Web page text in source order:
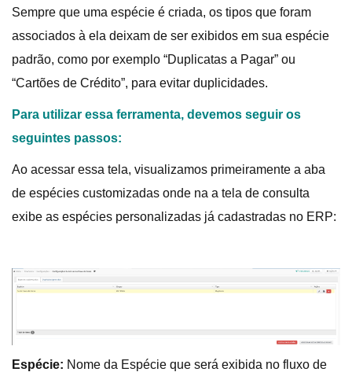
Sempre que uma espécie é criada, os tipos que foram
associados à ela deixam de ser exibidos em sua espécie
padrão, como por exemplo “Duplicatas a Pagar” ou
“Cartões de Crédito”, para evitar duplicidades.
Para utilizar essa ferramenta, devemos seguir os
seguintes passos:
Ao acessar essa tela, visualizamos primeiramente a aba
de espécies customizadas onde na a tela de consulta
exibe as espécies personalizadas já cadastradas no ERP:
Espécie: Nome da Espécie que será exibida no fluxo de